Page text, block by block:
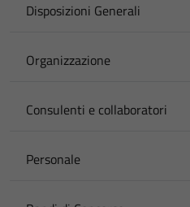
Disposizioni Generali
Organizzazione
Consulenti e collaboratori
Personale